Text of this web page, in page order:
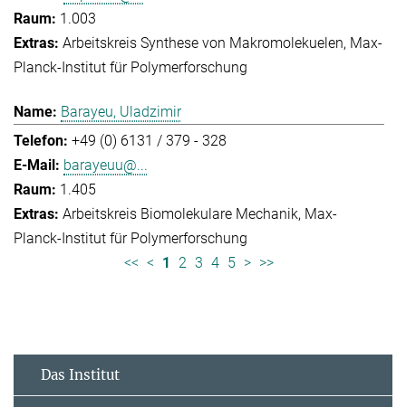
1.003
Arbeitskreis Synthese von Makromolekuelen Max-
Planck-Institut für Polymerforschung
Barayeu, Uladzimir
+49 (0) 6131 / 379 - 328
barayeuu@...
1.405
Arbeitskreis Biomolekulare Mechanik Max-
Planck-Institut für Polymerforschung
<< < 1 2 3 4 5 > >>
Das Institut